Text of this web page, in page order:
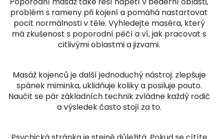
problém s rameny při kojení a pomáhá nastartovat
pocit normálnosti v těle. Vyhledejte maséra, který
má zkušenost s poporodní péčí a ví, jak pracovat s
citlivými oblastmi a jizvami.
Masáž kojenců je další jednoduchý nástroj: zlepšuje
spánek miminka, uklidňuje koliky a posiluje pouto.
Naučit se pár základních technik zvládne každý rodič
a výsledek často stojí za to.